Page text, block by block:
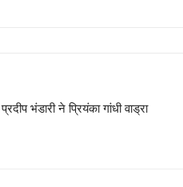
भंडारी ने प्रियंका गांधी वाड्रा